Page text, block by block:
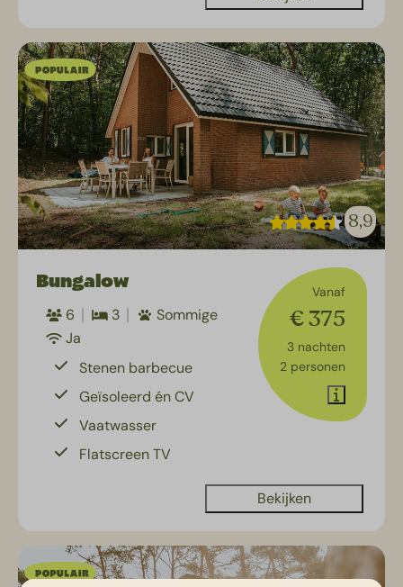
8,9
Vanaf
€ 375
3 nachten
2 personen
Bungalow
6 3
Sommige
Ja
Stenen barbecue
Geïsoleerd én CV
Vaatwasser
Flatscreen TV
Bekijken